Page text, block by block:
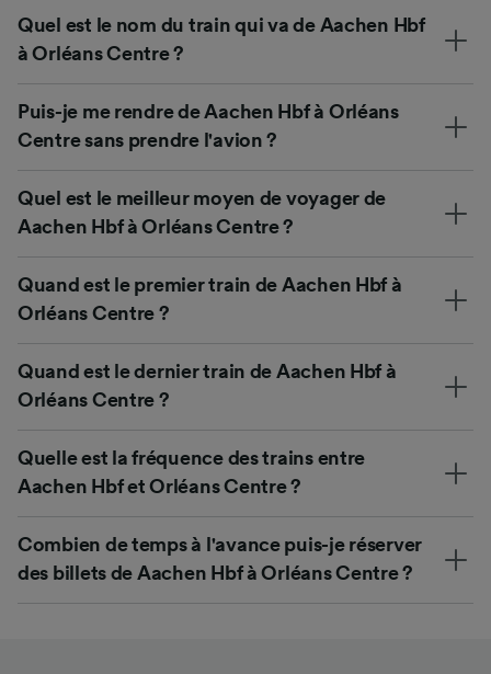
Quel est le nom du train qui va de Aachen Hbf
à Orléans Centre ?
Puis-je me rendre de Aachen Hbf à Orléans
Centre sans prendre l'avion ?
Quel est le meilleur moyen de voyager de
Aachen Hbf à Orléans Centre ?
Quand est le premier train de Aachen Hbf à
Orléans Centre ?
Quand est le dernier train de Aachen Hbf à
Orléans Centre ?
Quelle est la fréquence des trains entre
Aachen Hbf et Orléans Centre ?
Combien de temps à l'avance puis-je réserver
des billets de Aachen Hbf à Orléans Centre ?